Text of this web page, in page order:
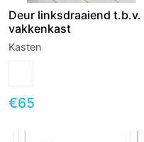
Deur linksdraaiend t.b.v.
vakkenkast
Kasten
€65